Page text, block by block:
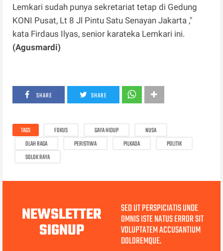
Lemkari sudah punya sekretariat tetap di Gedung
KONI Pusat, Lt 8 Jl Pintu Satu Senayan Jakarta ,"
kata Firdaus Ilyas, senior karateka Lemkari ini.
(Agusmardi)
SHARE SHARE
TAGS FOKUS GAYA HIDUP
NUSA
OLAH RAGA
PERISTIWA PILKADA
POLITIK
SOLOK RAYA
NEWSLETTER
SIGNUP
SED UT PERSPICIATIS UNDE
OMNIS ISTE NATUS ERROR SIT
VOLUPTATEM ACCUSANTIUM
DOLOREMQUE.